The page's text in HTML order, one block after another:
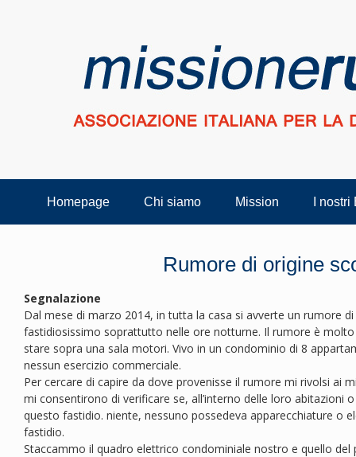
Homepage Chi siamo Mission I
Rumore di origine
Segnalazione
Dal mese di marzo 2014, in tutta la casa si avverte un rumore
fastidiosissimo soprattutto nelle ore notturne. Il rumore è
stare sopra una sala motori. Vivo in un condominio di 8
nessun esercizio commerciale.
Per cercare di capire da dove provenisse il rumore mi rivolsi ai
mi consentirono di verificare se, all’interno delle loro abitazioni
questo fastidio. niente, nessuno possedeva apparecchiature o
fastidio.
Staccammo il quadro elettrico condominiale nostro e quello del